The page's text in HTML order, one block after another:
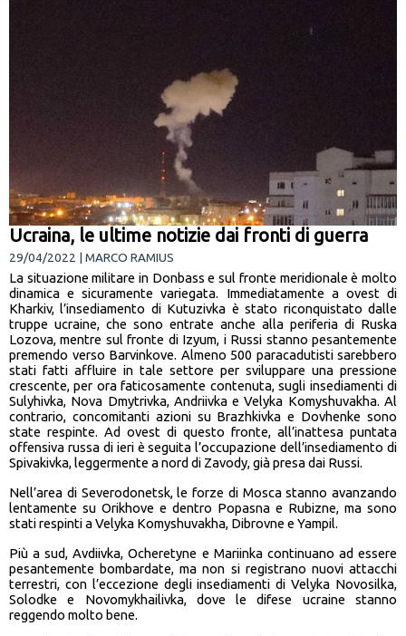
Ucraina, le ultime notizie dai fronti di guerra
29/04/2022 | MARCO RAMIUS
La situazione militare in Donbass e sul fronte meridionale è molto
dinamica e sicuramente variegata. Immediatamente a ovest di
Kharkiv, l’insediamento di Kutuzivka è stato riconquistato dalle
truppe ucraine, che sono entrate anche alla periferia di Ruska
Lozova, mentre sul fronte di Izyum, i Russi stanno pesantemente
premendo verso Barvinkove. Almeno 500 paracadutisti sarebbero
stati fatti affluire in tale settore per sviluppare una pressione
crescente, per ora faticosamente contenuta, sugli insediamenti di
Sulyhivka, Nova Dmytrivka, Andriivka e Velyka Komyshuvakha. Al
contrario, concomitanti azioni su Brazhkivka e Dovhenke sono
state respinte. Ad ovest di questo fronte, all’inattesa puntata
offensiva russa di ieri è seguita l’occupazione dell’insediamento di
Spivakivka, leggermente a nord di Zavody, già presa dai Russi.
Nell’area di Severodonetsk, le forze di Mosca stanno avanzando
lentamente su Orikhove e dentro Popasna e Rubizne, ma sono
stati respinti a Velyka Komyshuvakha, Dibrovne e Yampil.
Più a sud, Avdiivka, Ocheretyne e Mariinka continuano ad essere
pesantemente bombardate, ma non si registrano nuovi attacchi
terrestri, con l’eccezione degli insediamenti di Velyka Novosilka,
Solodke e Novomykhailivka, dove le difese ucraine stanno
reggendo molto bene.